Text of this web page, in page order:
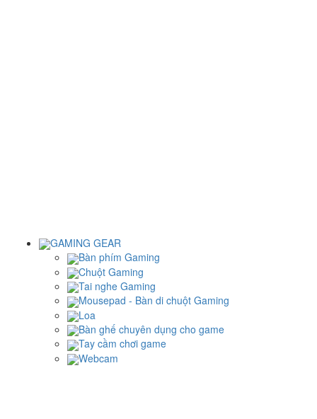
GAMING GEAR
Bàn phím Gaming
Chuột Gaming
Tai nghe Gaming
Mousepad - Bàn di chuột Gaming
Loa
Bàn ghế chuyên dụng cho game
Tay cầm chơi game
Webcam